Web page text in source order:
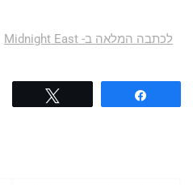
לכתבה המלאה ב- Midnight East